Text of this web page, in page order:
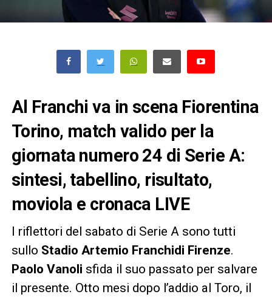
Al Franchi va in scena Fiorentina
Torino, match valido per la
giornata numero 24 di Serie A:
sintesi, tabellino, risultato,
moviola e cronaca LIVE
I riflettori del sabato di Serie A sono tutti
sullo Stadio Artemio Franchidi Firenze.
Paolo Vanoli sfida il suo passato per salvare
il presente. Otto mesi dopo l’addio al Toro, il